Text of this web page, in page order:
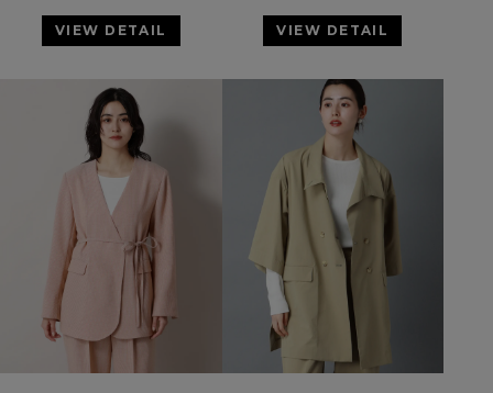
VIEW DETAIL VIEW DETAIL